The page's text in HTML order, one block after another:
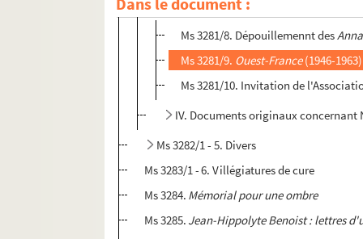
III.Les Annales de Nantes
Ms 3281/8. Dépouillemennt des
Ms 3281/9. Ouest-France(1946-
Ms 3281/10. Invitation de
IV. Documents originaux
Ms 3282/1 - 5. Divers
Ms 3283/1 - 6. Villégiatures de cure
Ms 3284. Mémorial pour une ombre
Ms 3285. Jean-Hippolyte Benoist : lettres